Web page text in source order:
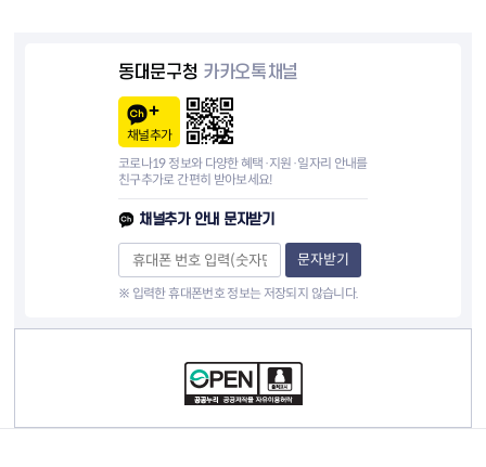
동대문구청 카카오톡채널
채널추가
코로나19 정보와 다양한 혜택·지원·일자리 안내를
친구추가로 간편히 받아보세요!
채널추가 안내 문자받기
문자받기
※ 입력한 휴대폰번호 정보는 저장되지 않습니다.